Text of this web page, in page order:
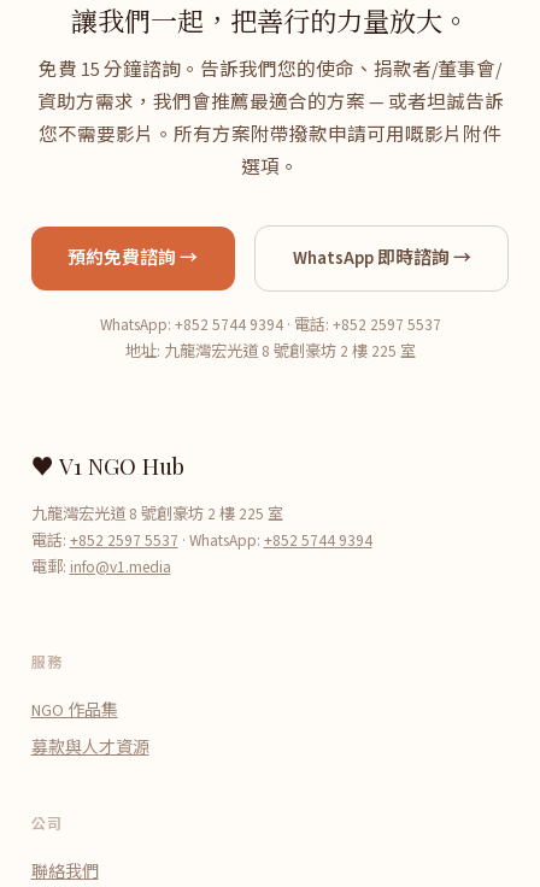
讓我們一起，把善行的力量放大。
免費 15 分鐘諮詢。告訴我們您的使命、捐款者/董事會/
資助方需求，我們會推薦最適合的方案 — 或者坦誠告訴
您不需要影片。所有方案附帶撥款申請可用嘅影片附件
選項。
預約免費諮詢 → WhatsApp 即時諮詢 →
WhatsApp: +852 5744 9394· 電話: +852 2597 5537
地址: 九龍灣宏光道 8 號創豪坊 2 樓 225 室
♥ V1 NGO Hub
九龍灣宏光道 8 號創豪坊 2 樓 225 室
電話: +852 2597 5537 · WhatsApp: +852 5744 9394
電郵: info@v1.media
服務
NGO 作品集
募款與人才資源
公司
聯絡我們